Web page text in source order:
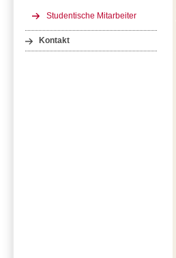
Studentische Mitarbeiter
Kontakt